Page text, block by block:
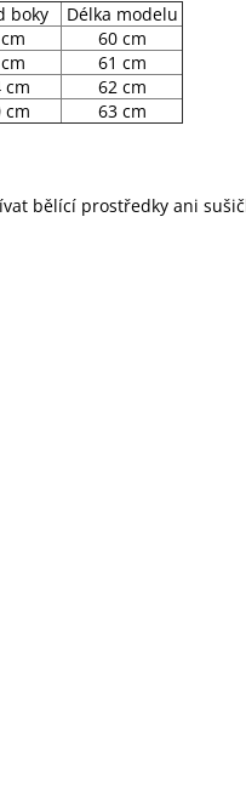
boky
Délka modelu
60 cm
61 cm
cm
62 cm
cm 63 cm
bělící prostředky ani